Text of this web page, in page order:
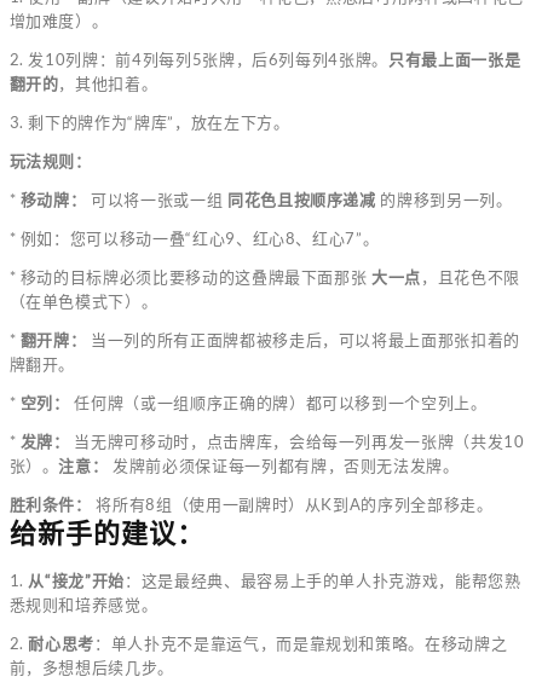
增加难度）。
2. 发10列牌：前4列每列5张牌，后6列每列4张牌。
只有最上面一张是
翻开的，其他扣着。
3. 剩下的牌作为“牌库”，放在左下方。
玩法规则：
* 移动牌： 可以将一张或一组 同花色且按顺序递减 的牌移到另一列。
* 例如：您可以移动一叠“红心9、红心8、红心7”。
* 移动的目标牌必须比要移动的这叠牌最下面那张大一点，且花色不限
（在单色模式下）。
* 翻开牌：
当一列的所有正面牌都被移走后，可以将最上面那张扣着的
牌翻开。
* 空列：
任何牌（或一组顺序正确的牌）都可以移到一个空列上。
* 发牌：
当无牌可移动时，点击牌库，会给每一列再发一张牌（共发10
张）。注意：
发牌前必须保证每一列都有牌，否则无法发牌。
胜利条件：
将所有8组（使用一副牌时）从K到A的序列全部移走。
给新手的建议：
1. 从“接龙”开始：这是最经典、最容易上手的单人扑克游戏，能帮您熟
悉规则和培养感觉。
2.耐心思考：单人扑克不是靠运气，而是靠规划和策略。在移动牌之
前，多想想后续几步。